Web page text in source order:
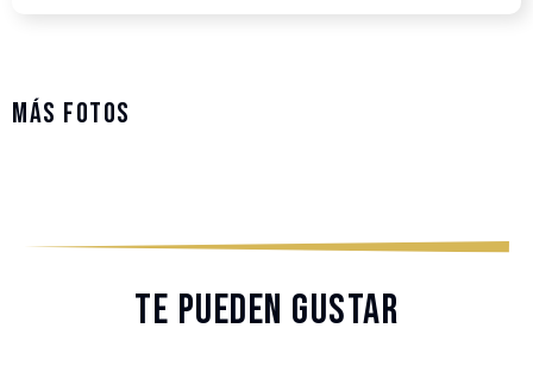
Más Fotos
Te pueden gustar